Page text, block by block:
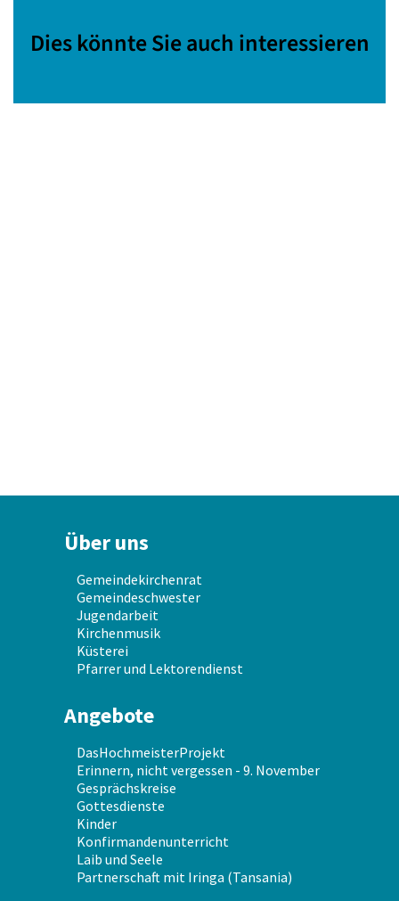
Dies könnte Sie auch interessieren
Über uns
Gemeindekirchenrat
Gemeindeschwester
Jugendarbeit
Kirchenmusik
Küsterei
Pfarrer und Lektorendienst
Angebote
DasHochmeisterProjekt
Erinnern, nicht vergessen - 9. November
Gesprächskreise
Gottesdienste
Kinder
Konfirmandenunterricht
Laib und Seele
Partnerschaft mit Iringa (Tansania)